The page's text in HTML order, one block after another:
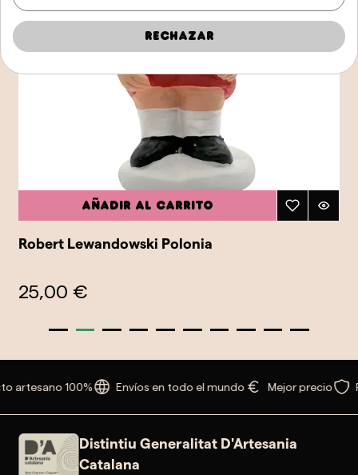
Añadir al carrito
Robert Lewandowski Polonia
25,00 €
artesano 100% Envíos en todo el mundo Mejor precio
Distintiu Generalitat D'Artesania
Catalana
Rechazar